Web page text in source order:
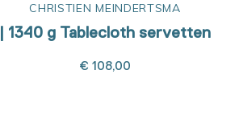
CHRISTIEN MEINDERTSMA
| 1340 g Tablecloth servetten
€ 108,00